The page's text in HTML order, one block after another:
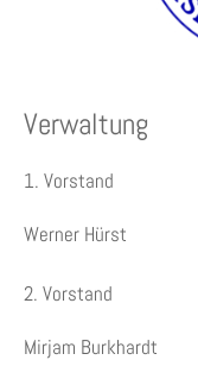
Verwaltung
1. Vorstand
Werner Hürst
2. Vorstand
Mirjam Burkhardt